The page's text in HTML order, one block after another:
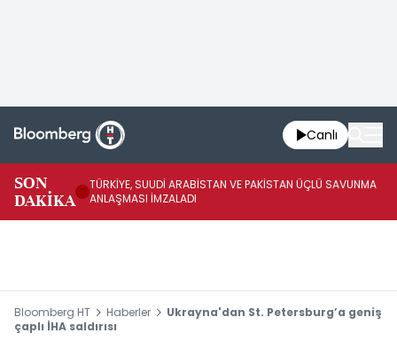
Canlı
SON
DAKİKA
TÜRKİYE, SUUDİ ARABİSTAN VE PAKİSTAN ÜÇLÜ SAVUNMA
ANLAŞMASI İMZALADI
Bloomberg HT Haberler
Ukrayna'dan St. Petersburg’a geniş
çaplı İHA saldırısı